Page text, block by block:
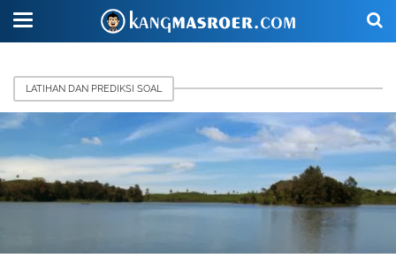
LATIHAN DAN PREDIKSI SOAL